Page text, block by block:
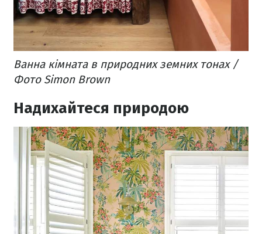
Ванна кімната в природних земних тонах /
Фото Simon Brown
Надихайтеся природою